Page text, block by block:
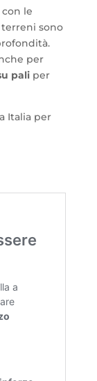
le
sono
per
paliper
Italia per